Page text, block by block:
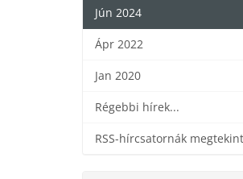
Jún 2024
Ápr 2022
Jan 2020
Régebbi hírek...
RSS-hírcsatornák